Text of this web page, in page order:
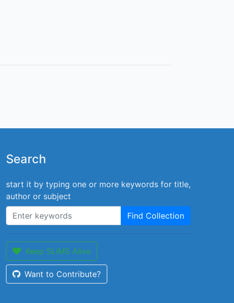
Search
start it by typing one or more keywords for title,
author or subject
Find Collection
Keep SLiMS Alive
Want to Contribute?